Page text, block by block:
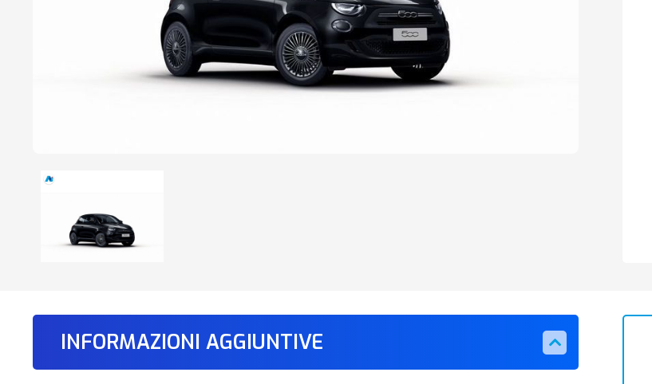
INFORMAZIONI AGGIUNTIVE